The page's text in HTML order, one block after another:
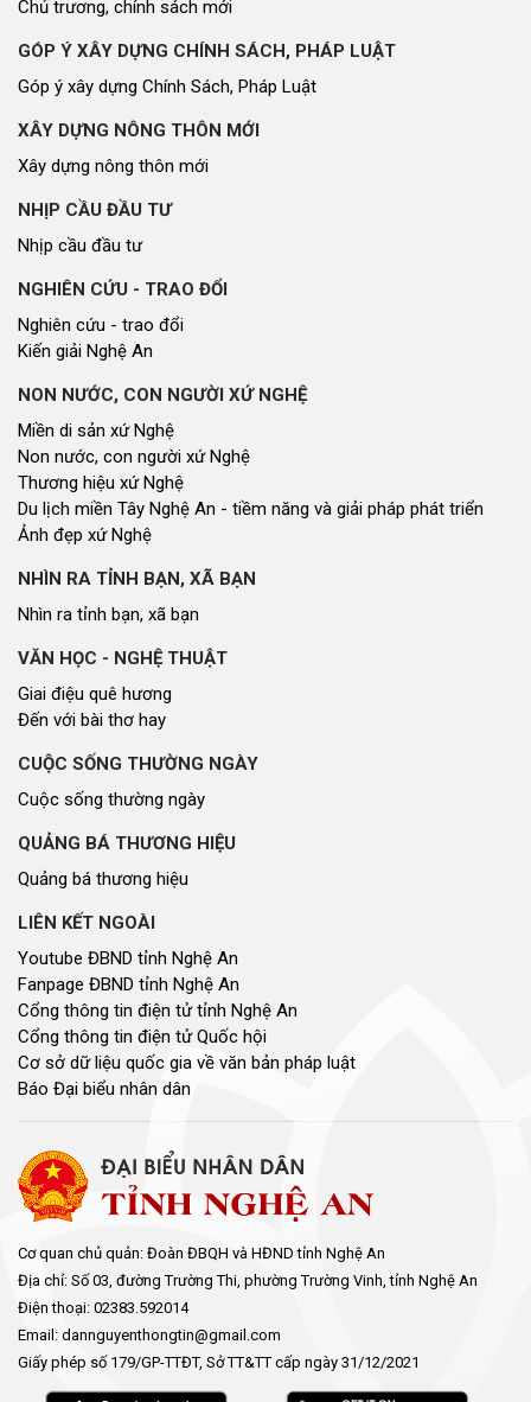
Góp ý xây dựng Chính Sách, Pháp Luật
XÂY DỰNG NÔNG THÔN MỚI
Xây dựng nông thôn mới
NHỊP CẦU ĐẦU TƯ
Nhịp cầu đầu tư
NGHIÊN CỨU - TRAO ĐỔI
Nghiên cứu - trao đổi
Kiến giải Nghệ An
NON NƯỚC, CON NGƯỜI XỨ NGHỆ
Miền di sản xứ Nghệ
Non nước, con người xứ Nghệ
Du lịch miền Tây Nghệ An - tiềm năng và giải pháp phát triển
Ảnh đẹp xứ Nghệ
NHÌN RA TỈNH BẠN, XÃ BẠN
Nhìn ra tỉnh bạn, xã bạn
VĂN HỌC - NGHỆ THUẬT
Giai điệu quê hương
Đến với bài thơ hay
CUỘC SỐNG THƯỜNG NGÀY
Cuộc sống thường ngày
QUẢNG BÁ THƯƠNG HIỆU
Quảng bá thương hiệu
LIÊN KẾT NGOÀI
Youtube ĐBND tỉnh Nghệ An
Fanpage ĐBND tỉnh Nghệ An
Cổng thông tin điện tử Quốc hội
Cơ sở dữ liệu quốc gia về văn bản pháp luật
Báo Đại biểu nhân dân
Cơ quan chủ quản: Đoàn ĐBQH và HĐND tỉnh Nghệ An
Địa chỉ: Số 03, đường Trường Thi, phường Trường Vinh, tỉnh Nghệ An
Email: dannguyenthongtin@gmail.com
Giấy phép số 179/GP-TTĐT, Sở TT&TT cấp ngày 31/12/2021